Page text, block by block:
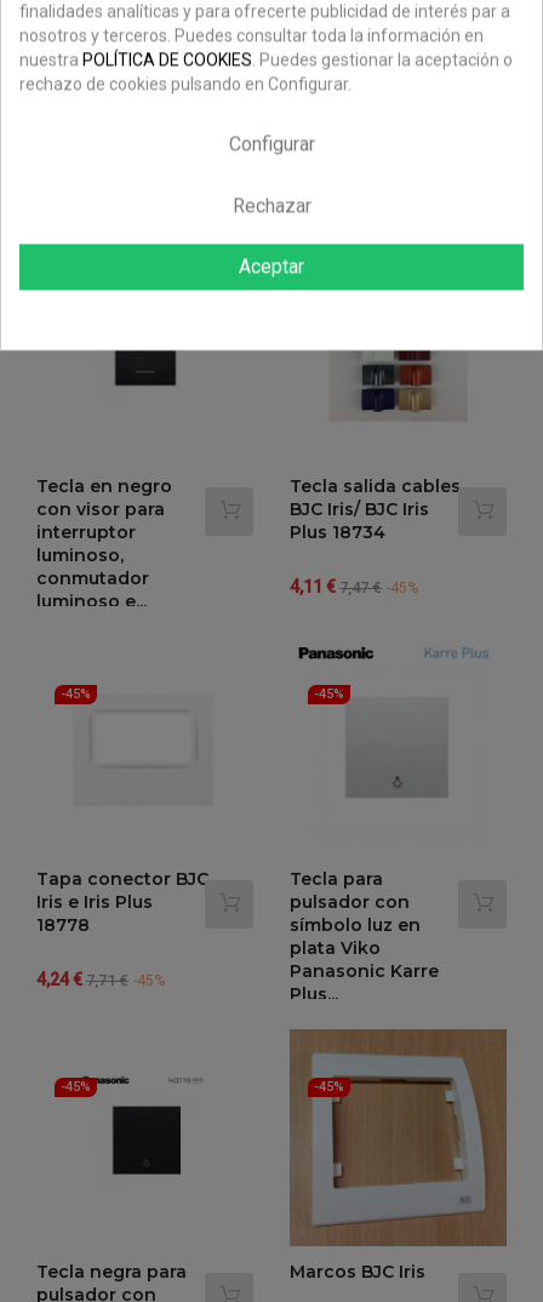
Tecla pulsador luz
Tecla con visor para
luminoso,
Precio
1,17 €
regular
Tecla en negro
con visor para
interruptor
luminoso,
conmutador
luminoso e...
Tecla salida cables
BJC Iris/ BJC Iris
Plus 18734
Precio
4,11 €Precio
7,47 € -45%
-45%
Tapa conector BJC
Iris e Iris Plus
18778
Precio
4,24 €Precio
7,71 € -45%
-45%
Tecla para
pulsador con
símbolo luz en
plata Viko
Panasonic Karre
Plus...
1,18 €
regular
-45%
Tecla negra para
pulsador con
-45%
Marcos BJC Iris
finalidades analíticas y para ofrecerte publicidad de interés par a
nosotros y terceros. Puedes consultar toda la información en
nuestra POLÍTICA DE COOKIES. Puedes gestionar la aceptación o
rechazo de cookies pulsando en Configurar.
Configurar
Rechazar
Aceptar